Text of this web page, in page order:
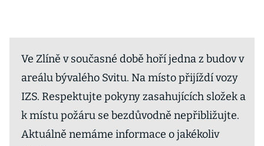
Ve Zlíně v současné době hoří jedna z budov v
areálu bývalého Svitu. Na místo přijíždí vozy
IZS. Respektujte pokyny zasahujících složek a
k místu požáru se bezdůvodně nepřibližujte.
Aktuálně nemáme informace o jakékoliv